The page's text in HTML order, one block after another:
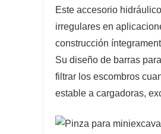
Este accesorio
irregulares en
construcción
Su diseño de barras
filtrar los escombros
estable a cargadoras,